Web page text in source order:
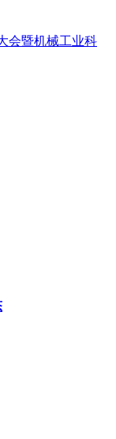
会暨机械工业科